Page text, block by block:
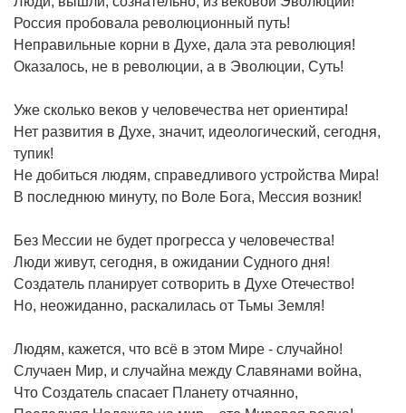
Россия пробовала революционный путь!
Неправильные корни в Духе, дала эта революция!
Оказалось, не в революции, а в Эволюции, Суть!
Уже сколько веков у человечества нет ориентира!
Нет развития в Духе, значит, идеологический, сегодня,
тупик!
Не добиться людям, справедливого устройства Мира!
В последнюю минуту, по Воле Бога, Мессия возник!
Без Мессии не будет прогресса у человечества!
Люди живут, сегодня, в ожидании Судного дня!
Создатель планирует сотворить в Духе Отечество!
Но, неожиданно, раскалилась от Тьмы Земля!
Людям, кажется, что всё в этом Мире - случайно!
Случаен Мир, и случайна между Славянами война,
Что Создатель спасает Планету отчаянно,